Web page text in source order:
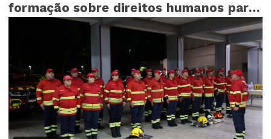
formação sobre direitos humanos para
mais de 140 cr...